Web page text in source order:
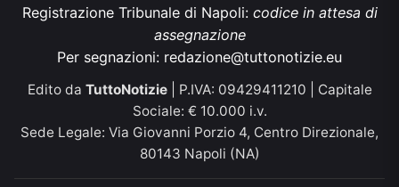
Registrazione Tribunale di Napoli: codice in attesa di
assegnazione
Per segnazioni: redazione@tuttonotizie.eu
Edito da TuttoNotizie
| P.IVA: 09429411210 | Capitale
Sociale: € 10.000 i.v.
Sede Legale: Via Giovanni Porzio 4, Centro Direzionale,
80143 Napoli (NA)